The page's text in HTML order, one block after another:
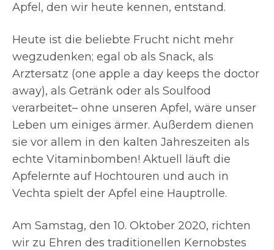
Apfel, den wir heute kennen, entstand.
Heute ist die beliebte Frucht nicht mehr
wegzudenken; egal ob als Snack, als
Arztersatz (one apple a day keeps the doctor
away), als Getränk oder als Soulfood
verarbeitet– ohne unseren Apfel, wäre unser
Leben um einiges ärmer. Außerdem dienen
sie vor allem in den kalten Jahreszeiten als
echte Vitaminbomben! Aktuell läuft die
Apfelernte auf Hochtouren und auch in
Vechta spielt der Apfel eine Hauptrolle.
Am Samstag, den 10. Oktober 2020, richten
wir zu Ehren des traditionellen Kernobstes